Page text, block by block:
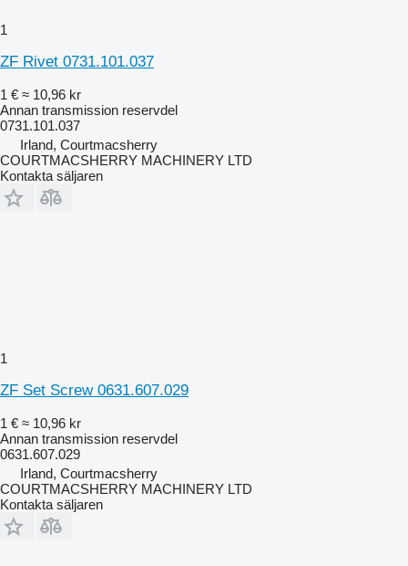
1
ZF Rivet 0731.101.037
1 € ≈ 10,96 kr
Annan transmission reservdel
0731.101.037
Irland, Courtmacsherry
COURTMACSHERRY MACHINERY LTD
Kontakta säljaren
1
ZF Set Screw 0631.607.029
1 € ≈ 10,96 kr
Annan transmission reservdel
0631.607.029
Irland, Courtmacsherry
COURTMACSHERRY MACHINERY LTD
Kontakta säljaren